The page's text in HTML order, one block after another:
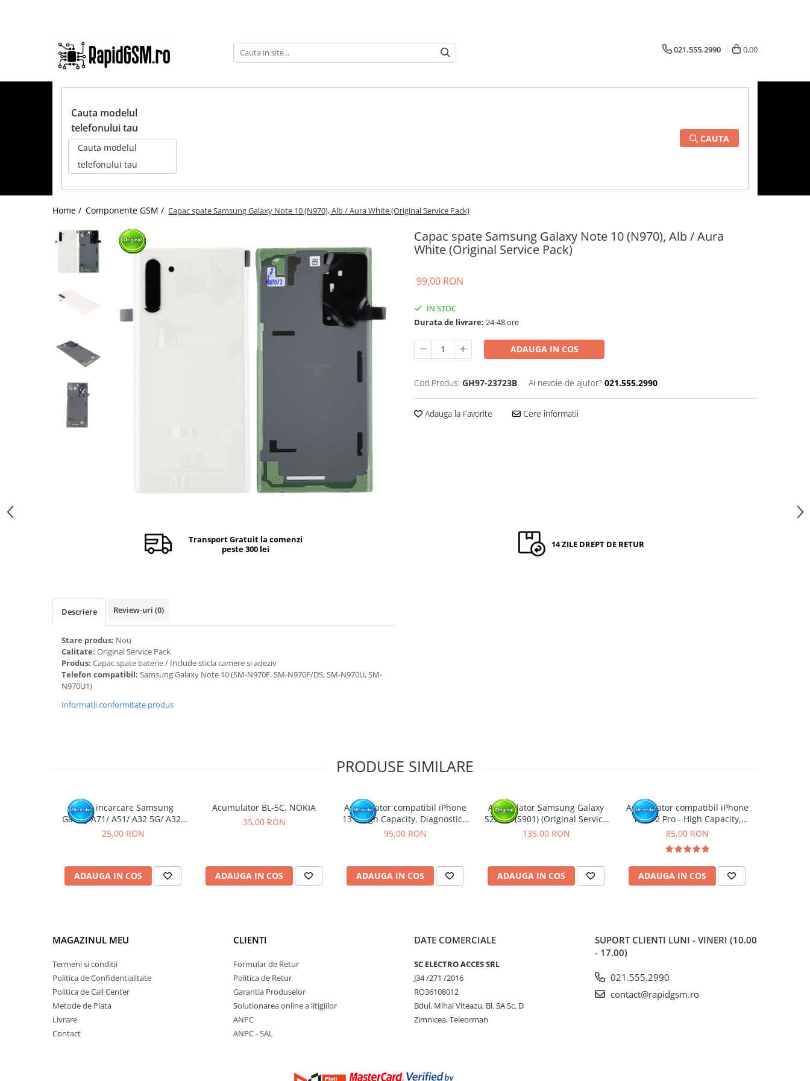
Ecrane Samsung
seria A
tableta
Ecrane iPhone
Ecrane Huawei / Honor
Ecrane Xiaomi / Redmi
Ecrane Nokia
Folie protectie STICLA
Acumulatori
Suruburi si adezivi
Piese din dezmembrari (SWAP)
Scule Service GSM
021.555.2990 0,00
Cauta modelul
telefonului tau
Cauta modelul
telefonului tau
CAUTA
Home / Componente GSM / Capac spate Samsung Galaxy Note 10 (N970), Alb / Aura White (Original Service Pack)
Capac spate Samsung Galaxy Note 10 (N970), Alb / Aura
White (Original Service Pack)
99,00 RON
IN STOC
Durata de livrare: 24-48 ore
ADAUGA IN COS
Cod Produs: GH97-23723B Ai nevoie de ajutor? 021.555.2990
Adauga la Favorite Cere informatii
Transport Gratuit la comenzi
peste 300 lei
14 ZILE DREPT DE RETUR
Descriere Review-uri (0)
Stare produs: Nou
Calitate: Original Service Pack
Produs: Capac spate baterie / Include sticla camere si adeziv
Telefon compatibil: Samsung Galaxy Note 10 (SM-N970F, SM-N970F/DS, SM-N970U, SM-
N970U1)
Informatii conformitate produs
PRODUSE SIMILARE
Mufa incarcare Samsung
Galaxy A71/ A51/ A32 5G/ A32/
A70/ A50/ A31/ A30S/ A41/
A12/ A13 5G/ A21S / A14 5G-
Pachet 10 buc
25,00 RON
ADAUGA IN COS
Acumulator BL-5C, NOKIA
35,00 RON
ADAUGA IN COS
Acumulator compatibil iPhone
13 - High Capacity, Diagnostic -
Sanatate 100%
95,00 RON
ADAUGA IN COS
Acumulator Samsung Galaxy
S22 5G (S901) (Original Service
Pack)
135,00 RON
ADAUGA IN COS
Acumulator compatibil iPhone
12 / 12 Pro - High Capacity,
Diagnostic - Sanatate 100%
85,00 RON
ADAUGA IN COS
MAGAZINUL MEU
Termeni si conditii
Politica de Confidentialitate
Politica de Call Center
Metode de Plata
Livrare
Contact
CLIENTI
Formular de Retur
Politica de Retur
Garantia Produselor
Solutionarea online a litigiilor
ANPC
ANPC - SAL
DATE COMERCIALE
SC ELECTRO ACCES SRL
J34 /271 /2016
RO36108012
Bdul. Mihai Viteazu, Bl. 5A Sc. D
Zimnicea, Teleorman
SUPORT CLIENTI LUNI - VINERI (10.00
- 17.00)
021.555.2990
contact@rapidgsm.ro